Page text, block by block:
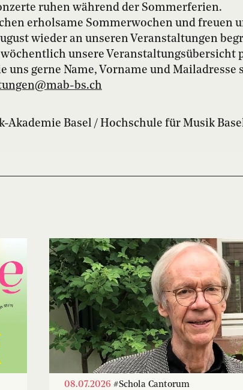
ruhen während der Sommerferien.
erholsame Sommerwochen und freuen
wieder an unseren Veranstaltungen
wöchentlich unsere Veranstaltungsübersicht
uns gerne Name, Vorname und Mailadresse
bs.ch
Akademie Basel / Hochschule für Musik
08.07.2026 #Schola Cantorum